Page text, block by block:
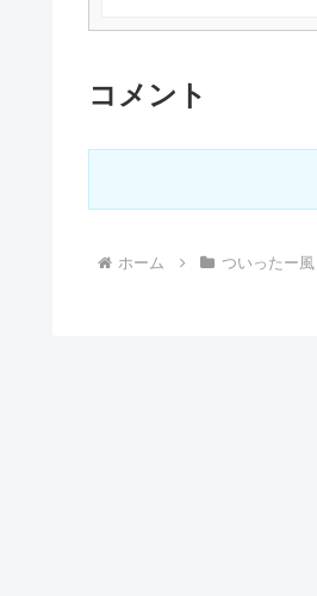
コメント
ホーム ついったー風